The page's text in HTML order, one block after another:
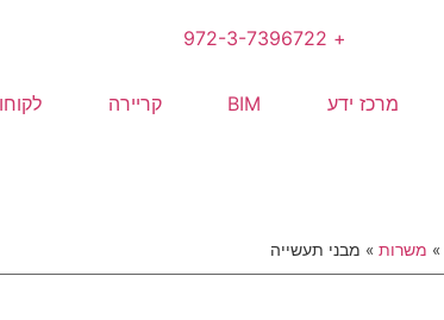
+ 972-3-7396722
מרכז ידע BIM קריירה
» משרות » מבני תעשייה